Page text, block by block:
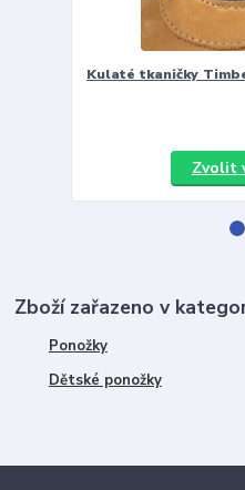
Kulaté tkaničky
Zvolit
Zboží zařazeno v
Ponožky
Dětské ponožky